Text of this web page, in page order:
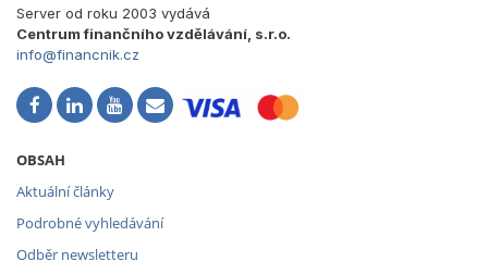
Server od roku 2003 vydává
Centrum finančního vzdělávání, s.r.o.
info@financnik.cz
OBSAH
Aktuální články
Podrobné vyhledávání
Odběr newsletteru